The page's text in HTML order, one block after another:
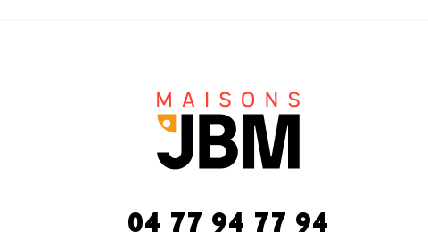
04 77 94 77 94